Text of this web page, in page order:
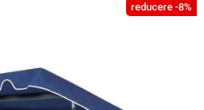
reducere -8%